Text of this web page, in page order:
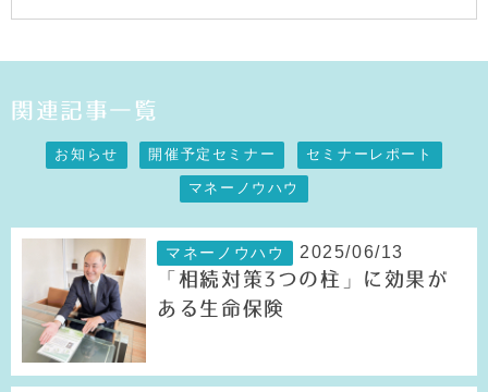
関連記事一覧
お知らせ 開催予定セミナー セミナーレポート
マネーノウハウ
マネーノウハウ 2025/06/13
「相続対策3つの柱」に効果が
ある生命保険